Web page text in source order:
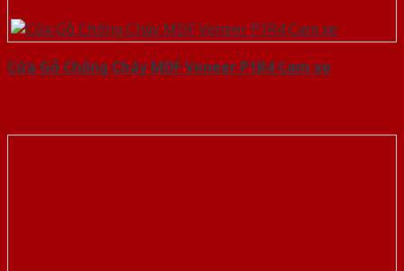
Cửa Gỗ Chống Cháy MDF Veneer P1R4 Cam xe